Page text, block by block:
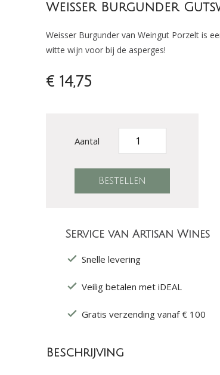
Weisser Burgunder
Weisser Burgunder van Weingut Porzelt is
witte wijn voor bij de asperges!
€ 14,75
Aantal
Service van Artisan Wines
Snelle levering
Veilig betalen met iDEAL
Gratis verzending vanaf € 100
Beschrijving